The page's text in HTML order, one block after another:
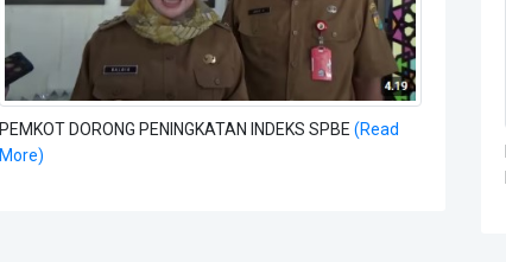
PEMKOT DORONG PENINGKATAN INDEKS SPBE(Read
More)